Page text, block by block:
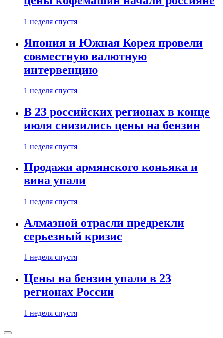
1 неделя спустя
Япония и Южная Корея провели
совместную валютную
интервенцию
1 неделя спустя
В 23 российских регионах в конце
июля снизились цены на бензин
1 неделя спустя
Продажи армянского коньяка и
вина упали
1 неделя спустя
Алмазной отрасли предрекли
серьезный кризис
1 неделя спустя
Цены на бензин упали в 23
регионах России
1 неделя спустя